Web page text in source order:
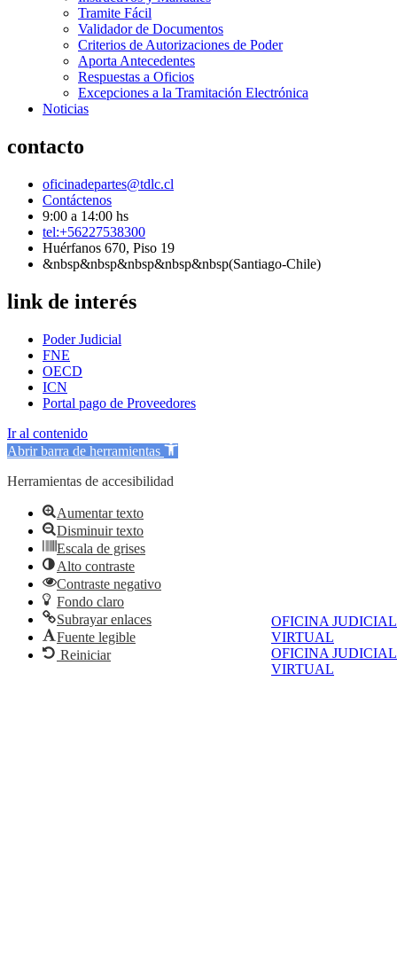
OFICINA JUDICIAL
VIRTUAL
OFICINA JUDICIAL
VIRTUAL
Tramite Fácil
Validador de Documentos
Criterios de Autorizaciones de Poder
Aporta Antecedentes
Respuestas a Oficios
Excepciones a la Tramitación Electrónica
Noticias
contacto
oficinadepartes@tdlc.cl
Contáctenos
9:00 a 14:00 hs
tel:+56227538300
Huérfanos 670, Piso 19
&nbsp&nbsp&nbsp&nbsp&nbsp(Santiago-Chile)
link de interés
Poder Judicial
FNE
OECD
ICN
Portal pago de Proveedores
Ir al contenido
Abrir barra de herramientas
Herramientas de accesibilidad
Aumentar texto
Disminuir texto
Escala de grises
Alto contraste
Contraste negativo
Fondo claro
Subrayar enlaces
Fuente legible
Reiniciar